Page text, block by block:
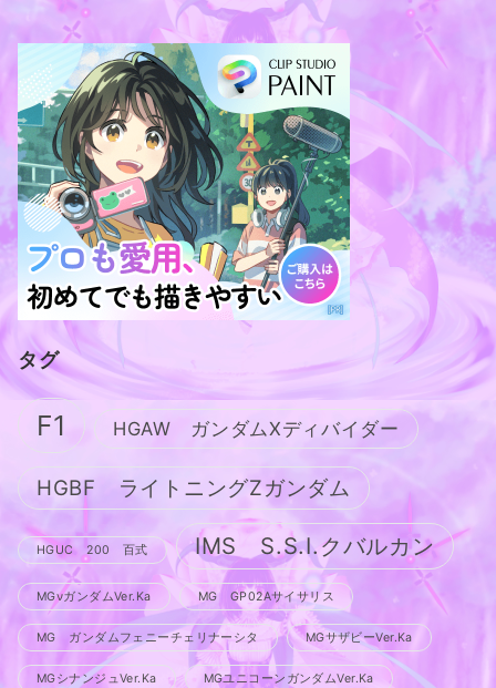
タグ
F1 HGAW ガンダムXディバイダー
HGBF ライトニングZガンダム
HGUC 200 百式 IMS S.S.I.クバルカン
MGνガンダムVer.Ka MG GP02Aサイサリス
MG ガンダムフェニーチェリナーシタ MGサザビーVer.Ka
MGシナンジュVer.Ka MGユニコーンガンダムVer.Ka